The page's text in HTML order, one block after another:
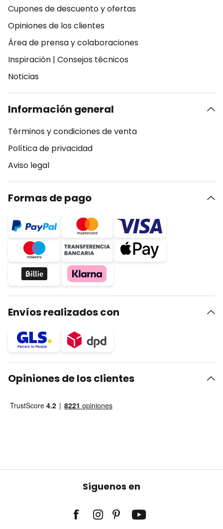
Cupones de descuento y ofertas
Opiniones de los clientes
Área de prensa y colaboraciones
Inspiración | Consejos técnicos
Noticias
Información general
Términos y condiciones de venta
Política de privacidad
Aviso legal
Formas de pago
Envíos realizados con
Opiniones de los clientes
Síguenos en